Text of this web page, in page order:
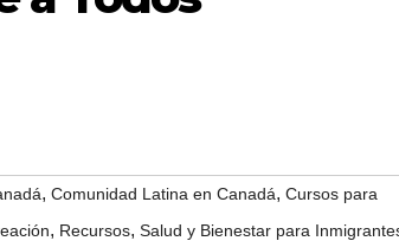
, Comunidad Latina en Canadá, Cursos para
, Recursos, Salud y Bienestar para